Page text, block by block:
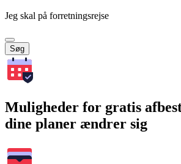
Jeg skal på forretningsrejse
Søg
Muligheder for gratis
dine planer ændrer sig